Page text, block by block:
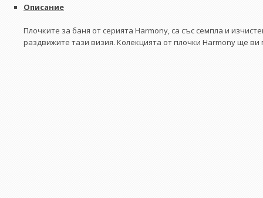
Описание
Плочките за баня от серията Harmony, са със семпла и
раздвижите тази визия. Колекцията от плочки Harmony ще